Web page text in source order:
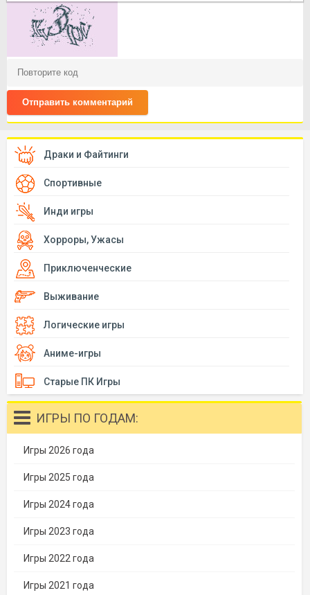
Отправить комментарий
Драки и Файтинги
Спортивные
Инди игры
Хорроры, Ужасы
Приключенческие
Выживание
Логические игры
Аниме-игры
Старые ПК Игры
ИГРЫ ПО ГОДАМ:
Игры 2026 года
Игры 2025 года
Игры 2024 года
Игры 2023 года
Игры 2022 года
Игры 2021 года